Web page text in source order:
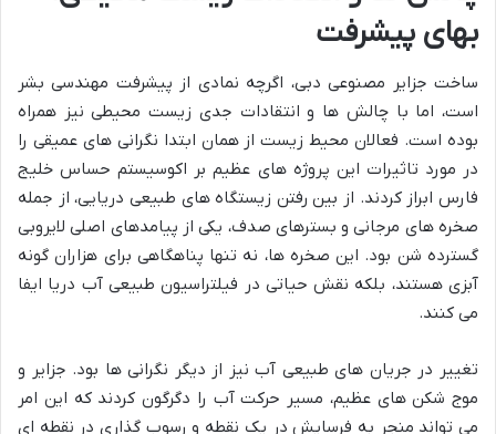
بهای پیشرفت
ساخت جزایر مصنوعی دبی، اگرچه نمادی از پیشرفت مهندسی بشر
است، اما با چالش ها و انتقادات جدی زیست محیطی نیز همراه
بوده است. فعالان محیط زیست از همان ابتدا نگرانی های عمیقی را
در مورد تاثیرات این پروژه های عظیم بر اکوسیستم حساس خلیج
فارس ابراز کردند. از بین رفتن زیستگاه های طبیعی دریایی، از جمله
صخره های مرجانی و بسترهای صدف، یکی از پیامدهای اصلی لایروبی
گسترده شن بود. این صخره ها، نه تنها پناهگاهی برای هزاران گونه
آبزی هستند، بلکه نقش حیاتی در فیلتراسیون طبیعی آب دریا ایفا
می کنند.
تغییر در جریان های طبیعی آب نیز از دیگر نگرانی ها بود. جزایر و
موج شکن های عظیم، مسیر حرکت آب را دگرگون کردند که این امر
می تواند منجر به فرسایش در یک نقطه و رسوب گذاری در نقطه ای